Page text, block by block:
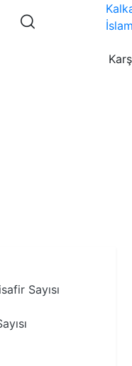
Sayısı